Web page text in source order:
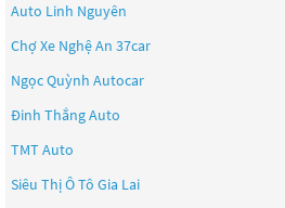
Auto Linh Nguyên
Chợ Xe Nghệ An 37car
Ngọc Quỳnh Autocar
Đinh Thắng Auto
TMT Auto
Siêu Thị Ô Tô Gia Lai